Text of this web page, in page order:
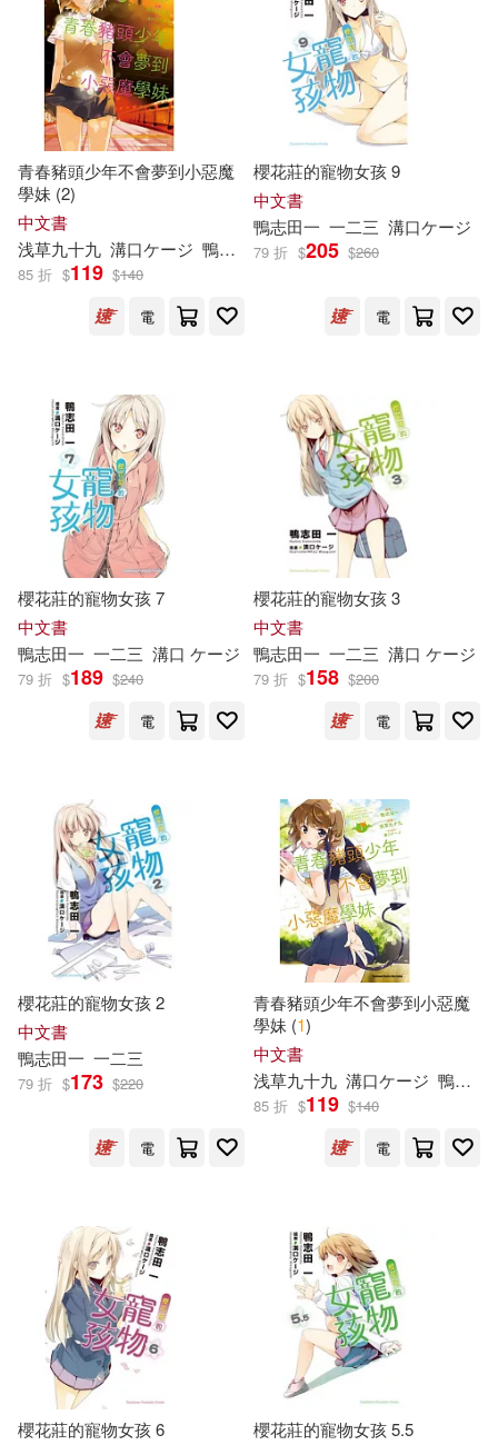
青春豬頭少年不會夢到小惡魔
學妹 (2)
中文書
浅草九十九 溝口ケージ 鴨志 一 哈泥蛙
85 折 $119 $140
電
櫻花莊的寵物女孩 9
中文書
鴨志田一 一二三 溝口ケージ
79 折 $205 $260
電
櫻花莊的寵物女孩 7
中文書
鴨志田一 一二三 溝口 ケージ
79 折 $189 $240
電
櫻花莊的寵物女孩 3
中文書
鴨志田一 一二三 溝口 ケージ
79 折 $158 $200
電
櫻花莊的寵物女孩 2
中文書
鴨志田一 一二三
79 折 $173 $220
電
青春豬頭少年不會夢到小惡魔
學妹 (1)
中文書
浅草九十九 溝口ケージ 鴨志
85 折 $119 $140
電
櫻花莊的寵物女孩 6
櫻花莊的寵物女孩 5.5